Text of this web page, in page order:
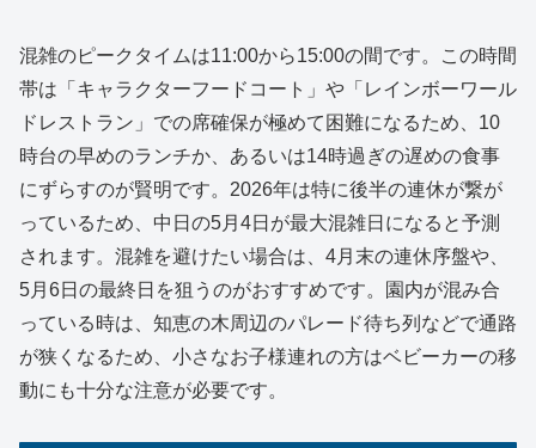
混雑のピークタイムは11:00から15:00の間です。この時間
帯は「キャラクターフードコート」や「レインボーワール
ドレストラン」での席確保が極めて困難になるため、10
時台の早めのランチか、あるいは14時過ぎの遅めの食事
にずらすのが賢明です。2026年は特に後半の連休が繋が
っているため、中日の5月4日が最大混雑日になると予測
されます。混雑を避けたい場合は、4月末の連休序盤や、
5月6日の最終日を狙うのがおすすめです。園内が混み合
っている時は、知恵の木周辺のパレード待ち列などで通路
が狭くなるため、小さなお子様連れの方はベビーカーの移
動にも十分な注意が必要です。